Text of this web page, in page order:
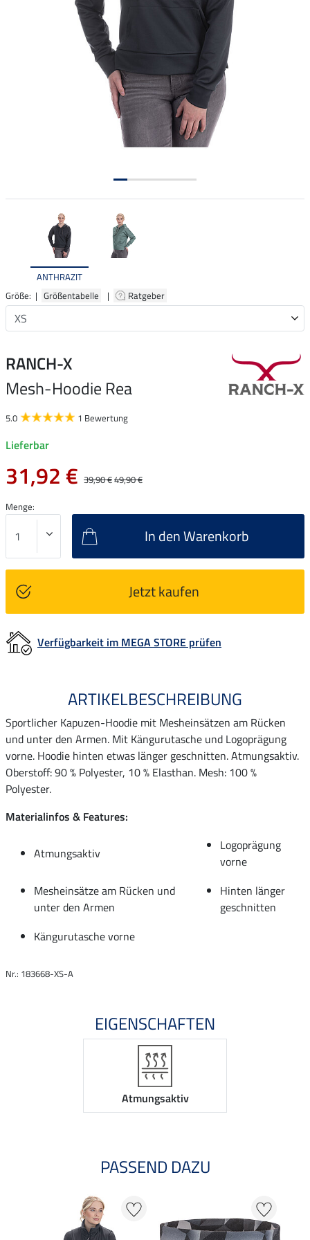
ANTHRAZIT
Größe: | Größentabelle | Ratgeber
RANCH-X
Mesh-Hoodie Rea
5.0 1 Bewertung
Lieferbar
31,92 € 39,90 €49,90 €
Menge:
In den Warenkorb
Jetzt kaufen
Verfügbarkeit im MEGA STORE prüfen
ARTIKELBESCHREIBUNG
Sportlicher Kapuzen-Hoodie mit Mesheinsätzen am Rücken
und unter den Armen. Mit Kängurutasche und Logoprägung
vorne. Hoodie hinten etwas länger geschnitten. Atmungsaktiv.
Oberstoff: 90 % Polyester, 10 % Elasthan. Mesh: 100 %
Polyester.
Materialinfos & Features:
Atmungsaktiv
Logoprägung
vorne
Mesheinsätze am Rücken und
unter den Armen
Hinten länger
geschnitten
Kängurutasche vorne
Nr.: 183668-XS-A
EIGENSCHAFTEN
Atmungsaktiv
PASSEND DAZU